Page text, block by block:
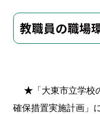
教職員の職場
★ 「大東市立学
確保措置実施計画」